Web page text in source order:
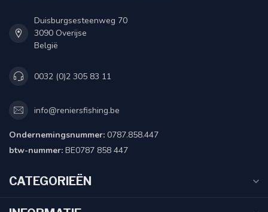
Duisburgsesteenweg 70
3090 Overijse
België
0032 (0)2 305 83 11
info@reniersfishing.be
Ondernemingsnummer: 0787.858.447
btw-nummer: BE0787 858 447
CATEGORIEËN